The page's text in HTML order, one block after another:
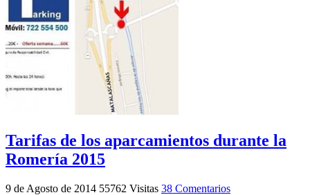
Tarifas de los aparcamientos durante la
Romería 2015
9 de Agosto de 2014 55762 Visitas 38 Comentarios